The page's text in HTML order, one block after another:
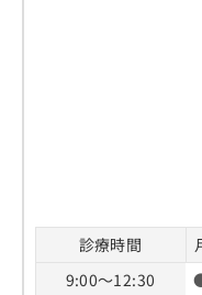
診療時間
9:00～12:30